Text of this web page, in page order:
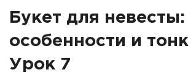
Букет для невесты:
особенности и
Урок 7